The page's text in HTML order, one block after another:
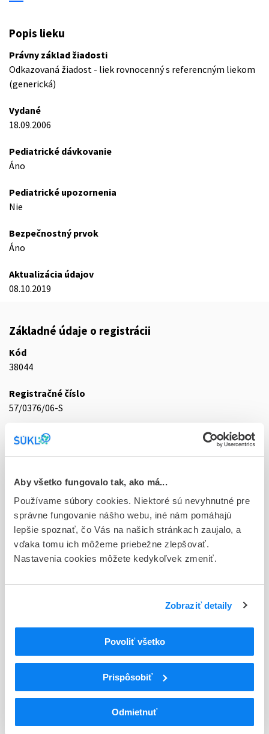
Aby všetko fungovalo tak, ako má...
Používame súbory cookies. Niektoré sú nevyhnutné pre
správne fungovanie nášho webu, iné nám pomáhajú
lepšie spoznať, čo Vás na našich stránkach zaujalo, a
vďaka tomu ich môžeme priebežne zlepšovať.
Nastavenia cookies môžete kedykoľvek zmeniť.
Zobraziť detaily
Povoliť všetko
Prispôsobiť
Odmietnuť
Popis lieku
Právny základ žiadosti
Odkazovaná žiadost - liek rovnocenný s referencným liekom
(generická)
Vydané
18.09.2006
Pediatrické dávkovanie
Áno
Pediatrické upozornenia
Nie
Bezpečnostný prvok
Áno
Aktualizácia údajov
08.10.2019
Základné údaje o registrácii
Kód
38044
Registračné číslo
57/0376/06-S
Doplnok
tbl flm 20x7,5 mg (blis. PVC/PVDC/Al)
D - Registrácia bez obmedzenia platnosti
Typ registračnej procedúry
Vzájomné uznávanie (mutual recognition proc.)
Držiteľ, krajina
N
Centrálna nervová sústava
N05
Psycholeptiká
Hypnotiká a sedatíva
N05CF
Liečivá príbuzné benzodiazepínu